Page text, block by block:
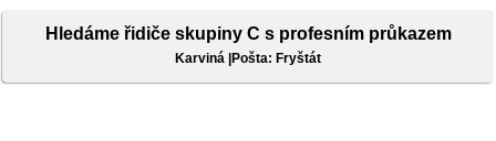
Hledáme řidiče skupiny C s profesním průkazem
Karviná |Pošta: Fryštát